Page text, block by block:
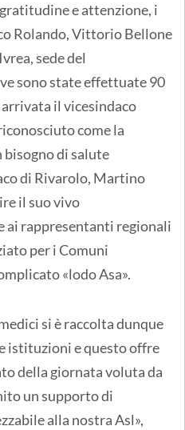
e attenzione, i
Rolando, Vittorio Bellone
sede del
sono state effettuate 90
il vicesindaco
come la
bisogno di salute
di Rivarolo, Martino
il suo vivo
ai rappresentanti regionali
per i Comuni
«lodo Asa».
si è raccolta dunque
istituzioni e questo offre
della giornata voluta da
un supporto di
alla nostra Asl»,